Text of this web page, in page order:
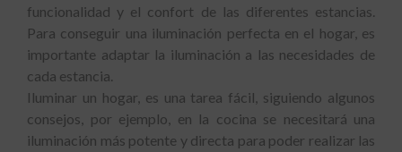
funcionalidad y el confort de las diferentes estancias.
Para conseguir una iluminación perfecta en el hogar, es
importante adaptar la iluminación a las necesidades de
cada estancia.
Iluminar un hogar, es una tarea fácil, siguiendo algunos
consejos, por ejemplo, en la cocina se necesitará una
iluminación más potente y directa para poder realizar las